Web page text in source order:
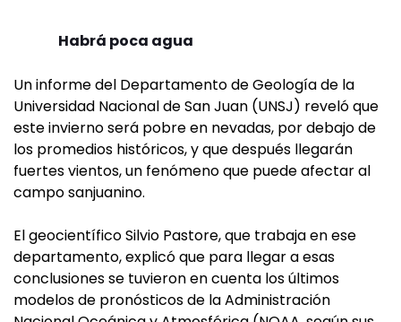
Habrá poca agua
Un informe del Departamento de Geología de la
Universidad Nacional de San Juan (UNSJ) reveló que
este invierno será pobre en nevadas, por debajo de
los promedios históricos, y que después llegarán
fuertes vientos, un fenómeno que puede afectar al
campo sanjuanino.
El geocientífico Silvio Pastore, que trabaja en ese
departamento, explicó que para llegar a esas
conclusiones se tuvieron en cuenta los últimos
modelos de pronósticos de la Administración